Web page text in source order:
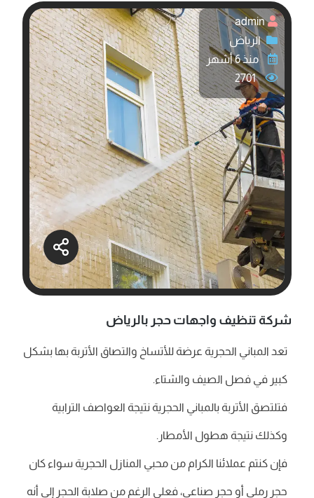
admin
الرياض
منذ 6 أشهر
2701
شركة تنظيف واجهات حجر بالرياض
تعد المباني الحجرية عرضة للأتساخ والتصاق الأتربة بها بشكل
كبير في فصل الصيف والشتاء.
فتلتصق الأتربة بالمباني الحجرية نتيجة العواصف الترابية
وكذلك نتيجة هطول الأمطار.
فإن كنتم عملائنا الكرام من محبي المنازل الحجرية سواء كان
حجر رملي أو حجر صناعي، فعلى الرغم من صلابة الحجر إلي أنه